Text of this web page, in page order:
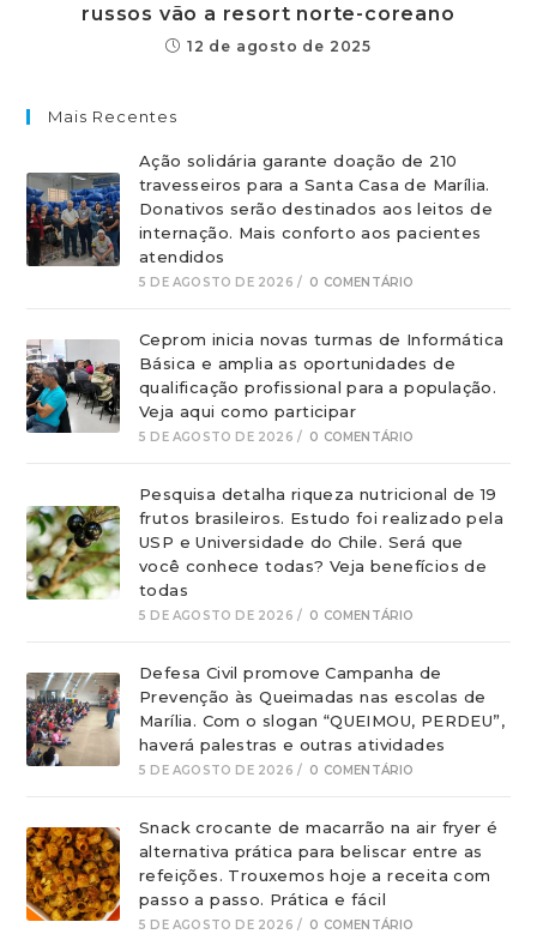
russos vão a resort norte-coreano
12 de agosto de 2025
Mais Recentes
Ação solidária garante doação de 210
travesseiros para a Santa Casa de Marília.
Donativos serão destinados aos leitos de
internação. Mais conforto aos pacientes
atendidos
5 DE AGOSTO DE 2026 / 0 COMENTÁRIO
Ceprom inicia novas turmas de Informática
Básica e amplia as oportunidades de
qualificação profissional para a população.
Veja aqui como participar
5 DE AGOSTO DE 2026 / 0 COMENTÁRIO
Pesquisa detalha riqueza nutricional de 19
frutos brasileiros. Estudo foi realizado pela
USP e Universidade do Chile. Será que
você conhece todas? Veja benefícios de
todas
5 DE AGOSTO DE 2026 / 0 COMENTÁRIO
Defesa Civil promove Campanha de
Prevenção às Queimadas nas escolas de
Marília. Com o slogan “QUEIMOU, PERDEU”,
haverá palestras e outras atividades
5 DE AGOSTO DE 2026 / 0 COMENTÁRIO
Snack crocante de macarrão na air fryer é
alternativa prática para beliscar entre as
refeições. Trouxemos hoje a receita com
passo a passo. Prática e fácil
5 DE AGOSTO DE 2026 / 0 COMENTÁRIO